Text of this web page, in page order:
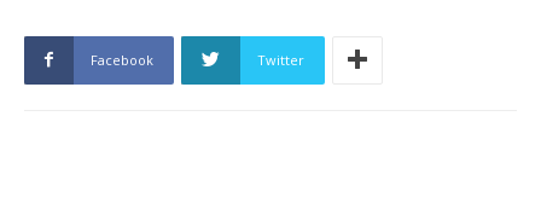
Facebook Twitter